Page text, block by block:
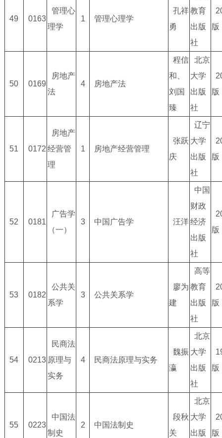
49 0163
管理心
理学
1 管理心理学
孔祥
勇
教育
出版
社
版
50 0169
房地产
法
4 房地产法
程信
和、
刘国
臻
北京
大学
出版
社
版
51 0172
房地产
经营管
理
1 房地产经营管理
张跃
庆
辽宁
大学
出版
社
版
52 0181
广告学
（一）
3 中国广告学 汪洋
中国
财政
经济
出版
社
版
53 0182
公共关
系学
3 公共关系学
廖为
建
高等
教育
出版
社
版
54 0213
民商法
原理与
实务
4 民商法原理与实务
魏振
瀛
北京
大学
出版
社
版
55 0223
中国法
制史
2 中国法制史
段秋
关
北京
大学
出版
版